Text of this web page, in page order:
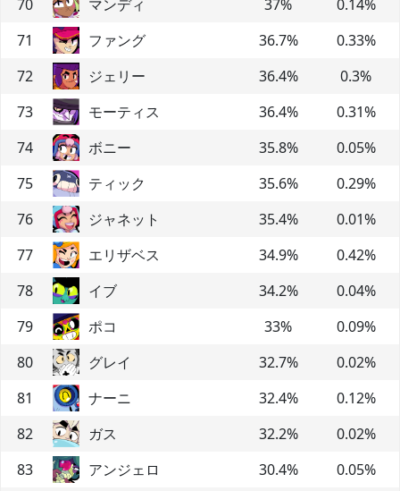
70
マンディ 37% 0.14%
71
ファング 36.7% 0.33%
72
ジェリー 36.4% 0.3%
73
モーティス 36.4% 0.31%
74
ボニー 35.8% 0.05%
75
ティック 35.6% 0.29%
76
ジャネット 35.4% 0.01%
77
エリザベス 34.9% 0.42%
78
イブ 34.2% 0.04%
79
ポコ 33% 0.09%
80
グレイ 32.7% 0.02%
81
ナーニ 32.4% 0.12%
82
ガス 32.2% 0.02%
83
アンジェロ 30.4% 0.05%